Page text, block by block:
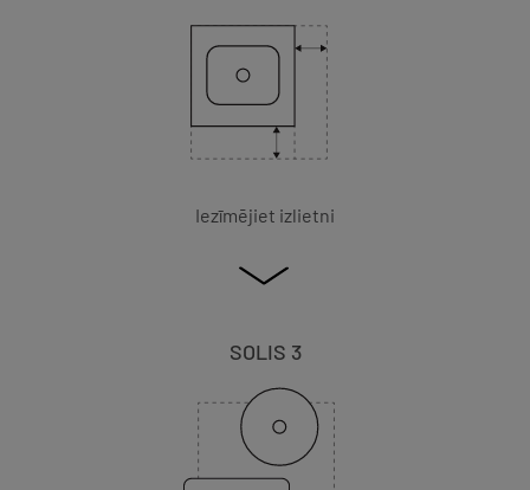
Iezīmējiet izlietni
SOLIS 3